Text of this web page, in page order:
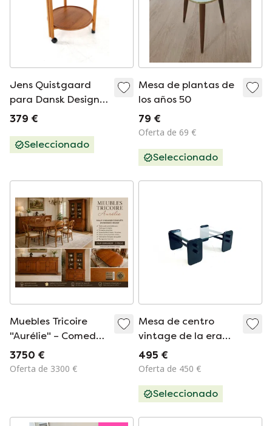
Jens Quistgaard
para Dansk Design
carrito vintage con
379 €
Seleccionado
Mesa de plantas de
los años 50
79 €
Oferta de 69 €
Seleccionado
Muebles Tricoire
"Aurélie" – Comedor
completo exclusivo
en madera maciza
3750 €
Oferta de 3300 €
Mesa de centro
vintage de la era
espacial de los años
70
495 €
Oferta de 450 €
Seleccionado